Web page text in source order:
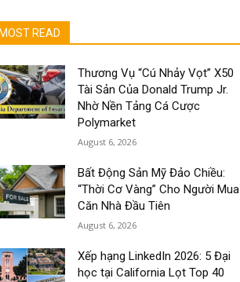
MOST READ
Thương Vụ “Cú Nhảy Vọt” X50
Tài Sản Của Donald Trump Jr.
Nhờ Nền Tảng Cá Cược
Polymarket
August 6, 2026
Bất Động Sản Mỹ Đảo Chiều:
“Thời Cơ Vàng” Cho Người Mua
Căn Nhà Đầu Tiên
August 6, 2026
Xếp hạng LinkedIn 2026: 5 Đại
học tại California Lọt Top 40